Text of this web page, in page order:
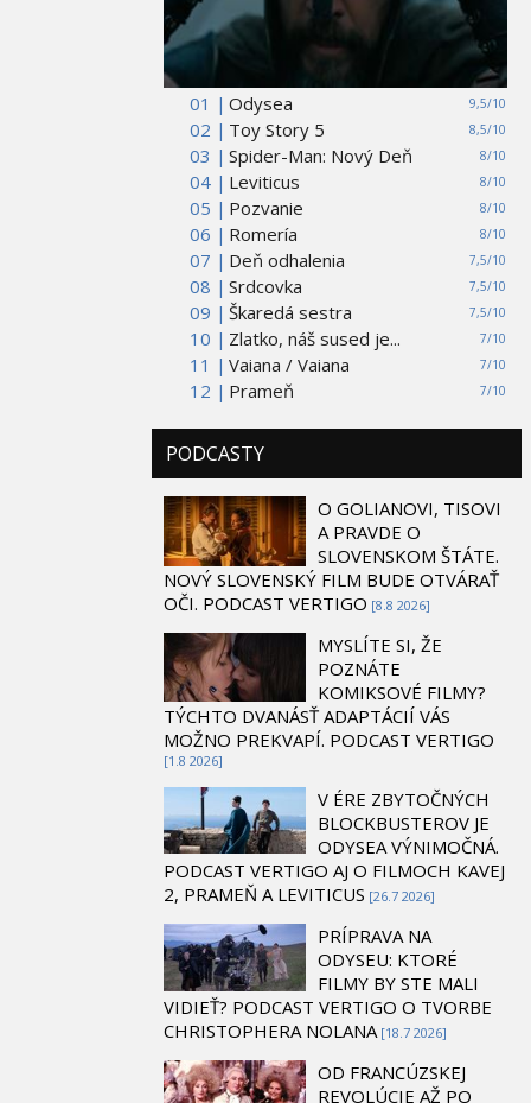
01 | 9,5/10
Odysea
02 |
8,5/10
Toy Story 5
03 |
8/10
Spider-Man: Nový Deň
04 |
8/10
Leviticus
05 |
8/10
Pozvanie
06 |
8/10
Romería
07 |
7,5/10
Deň odhalenia
08 |
7,5/10
Srdcovka
09 |
7,5/10
Škaredá sestra
10 |
7/10
Zlatko, náš sused je...
11 |
7/10
Vaiana / Vaiana
12 |
7/10
Prameň
PODCASTY
O GOLIANOVI, TISOVI
A PRAVDE O
SLOVENSKOM ŠTÁTE.
NOVÝ SLOVENSKÝ FILM BUDE OTVÁRAŤ
OČI. PODCAST VERTIGO [8.8 2026]
MYSLÍTE SI, ŽE
POZNÁTE
KOMIKSOVÉ FILMY?
TÝCHTO DVANÁSŤ ADAPTÁCIÍ VÁS
MOŽNO PREKVAPÍ. PODCAST VERTIGO
[1.8 2026]
V ÉRE ZBYTOČNÝCH
BLOCKBUSTEROV JE
ODYSEA VÝNIMOČNÁ.
PODCAST VERTIGO AJ O FILMOCH KAVEJ
2, PRAMEŇ A LEVITICUS [26.7 2026]
PRÍPRAVA NA
ODYSEU: KTORÉ
FILMY BY STE MALI
VIDIEŤ? PODCAST VERTIGO O TVORBE
CHRISTOPHERA NOLANA [18.7 2026]
OD FRANCÚZSKEJ
REVOLÚCIE AŽ PO